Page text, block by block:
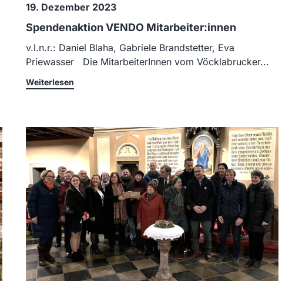
19. Dezember 2023
Spendenaktion VENDO Mitarbeiter:innen
v.l.n.r.: Daniel Blaha, Gabriele Brandstetter, Eva
Priewasser Die MitarbeiterInnen vom Vöcklabrucker...
Weiterlesen